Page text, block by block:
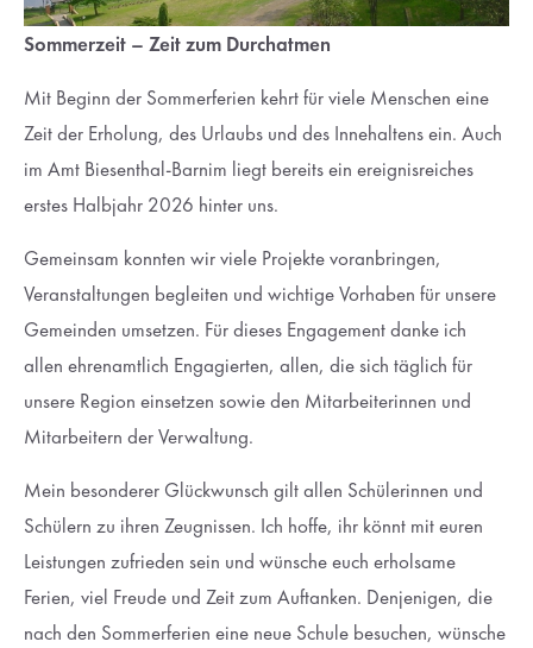
Sommerzeit – Zeit zum Durchatmen
Mit Beginn der Sommerferien kehrt für viele Menschen eine
Zeit der Erholung, des Urlaubs und des Innehaltens ein. Auch
im Amt Biesenthal-Barnim liegt bereits ein ereignisreiches
erstes Halbjahr 2026 hinter uns.
Gemeinsam konnten wir viele Projekte voranbringen,
Veranstaltungen begleiten und wichtige Vorhaben für unsere
Gemeinden umsetzen. Für dieses Engagement danke ich
allen ehrenamtlich Engagierten, allen, die sich täglich für
unsere Region einsetzen sowie den Mitarbeiterinnen und
Mitarbeitern der Verwaltung.
Mein besonderer Glückwunsch gilt allen Schülerinnen und
Schülern zu ihren Zeugnissen. Ich hoffe, ihr könnt mit euren
Leistungen zufrieden sein und wünsche euch erholsame
Ferien, viel Freude und Zeit zum Auftanken. Denjenigen, die
nach den Sommerferien eine neue Schule besuchen, wünsche